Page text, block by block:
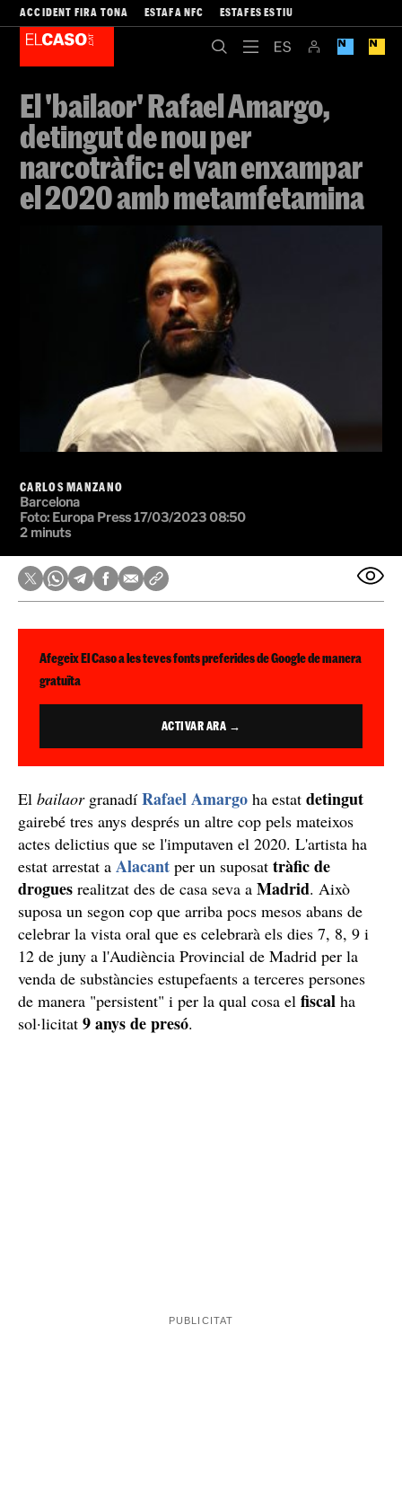
ACCIDENT FIRA TONA ESTAFA NFC ESTAFES ESTIU
El 'bailaor' Rafael Amargo,
detingut de nou per
narcotràfic: el van enxampar
el 2020 amb metamfetamina
CARLOS MANZANO
Barcelona
Foto: Europa Press17/03/2023 08:50
2 minuts
Afegeix El Caso a les teves fonts preferides de Google de manera
gratuïta
ACTIVAR ARA →
El bailaorgranadí Rafael Amargo ha estat detingut
gairebé tres anys després un altre cop pels mateixos
actes delictius que se l'imputaven el 2020. L'artista ha
estat arrestat a Alacant per un suposat tràfic de
drogues realitzat des de casa seva a Madrid. Això
suposa un segon cop que arriba pocs mesos abans de
celebrar la vista oral que es celebrarà els dies 7, 8, 9 i
12 de juny a l'Audiència Provincial de Madrid per la
venda de substàncies estupefaents a terceres persones
de manera "persistent" i per la qual cosa el fiscal ha
sol·licitat 9 anys de presó.